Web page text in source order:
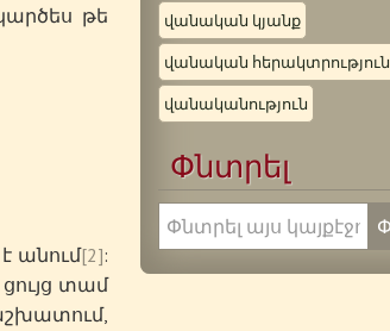
թե
անում[2]:
տամ
վանական կյանք
վանական հերակտրություն
վանականություն
Փնտրել